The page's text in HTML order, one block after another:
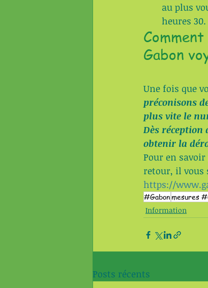
au plus
heures 30.
Gabon
Une fois que
préconisons
plus vite le
Dès
obtenir la
Pour en
retour, il vous
https://
#Gabon mesures
Information
Posts récents